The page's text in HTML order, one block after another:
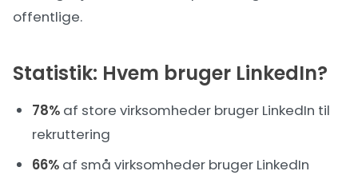
offentlige.
Statistik: Hvem bruger LinkedIn?
78% af store virksomheder bruger LinkedIn til
rekruttering
66% af små virksomheder bruger LinkedIn